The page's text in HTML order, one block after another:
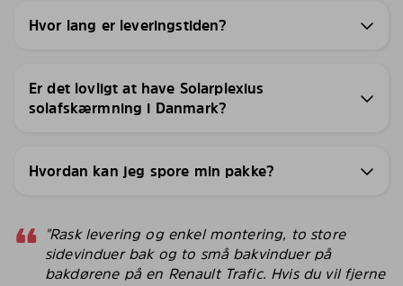
Hvor lang er leveringstiden?
Er det lovligt at have Solarplexius
solafskærmning i Danmark?
Hvordan kan jeg spore min pakke?
"Rask levering og enkel montering, to store
sidevinduer bak og to små bakvinduer på
bakdørene på en Renault Trafic. Hvis du vil fjerne